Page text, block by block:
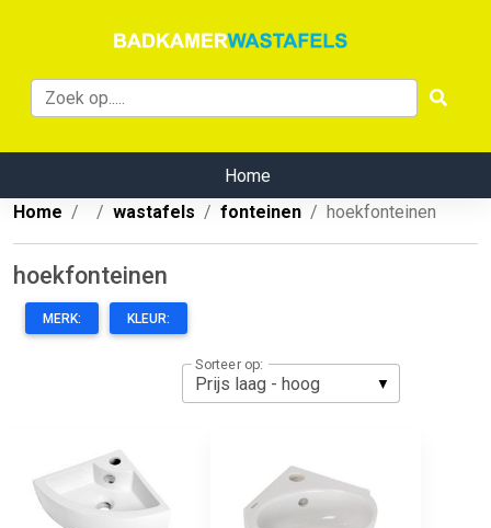
Home
Home
wastafels fonteinen hoekfonteinen
hoekfonteinen
MERK: KLEUR:
Sorteer op: